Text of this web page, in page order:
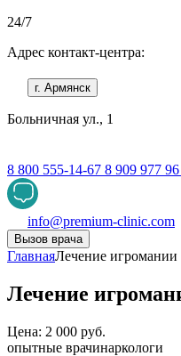
24/7
Адрес контакт-центра:
г. Армянск
Больничная ул., 1
8 800 555-14-67 8 909 977
info@premium-clinic.com
Вызов врача
ГлавнаяЛечение игромании
Лечение
Цена: 2 000 руб.
опытные врачинаркологи